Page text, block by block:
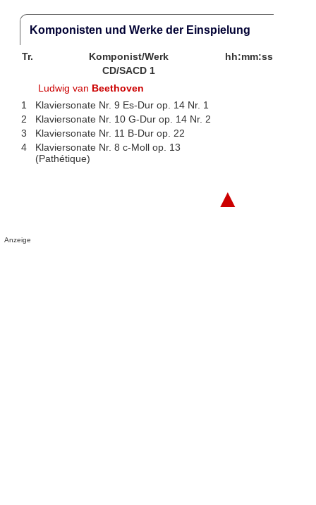
Komponisten und Werke der Einspielung
Tr. Komponist/Werk
hh:mm:ss
CD/SACD 1
Ludwig van Beethoven
1
Klaviersonate Nr. 9 Es-Dur op. 14 Nr. 1
2
Klaviersonate Nr. 10 G-Dur op. 14 Nr. 2
3
Klaviersonate Nr. 11 B-Dur op. 22
4
Klaviersonate Nr. 8 c-Moll op. 13
(Pathétique)
▲
Anzeige